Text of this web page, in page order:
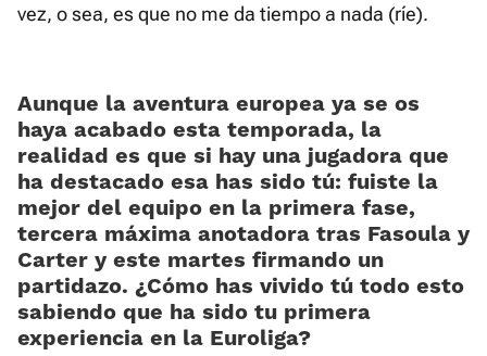
vez, o sea, es que no me da tiempo a nada (ríe).
Aunque la aventura europea ya se os
haya acabado esta temporada, la
realidad es que si hay una jugadora que
ha destacado esa has sido tú: fuiste la
mejor del equipo en la primera fase,
tercera máxima anotadora tras Fasoula y
Carter y este martes firmando un
partidazo. ¿Cómo has vivido tú todo esto
sabiendo que ha sido tu primera
experiencia en la Euroliga?